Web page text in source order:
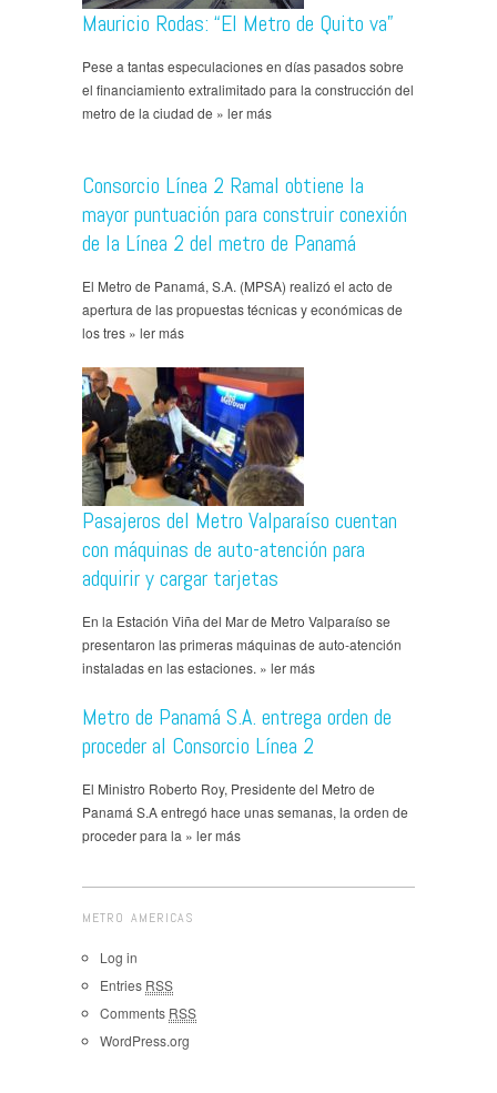
Mauricio Rodas: “El Metro de Quito va”
Pese a tantas especulaciones en días pasados sobre
el financiamiento extralimitado para la construcción del
metro de la ciudad de » ler más
Consorcio Línea 2 Ramal obtiene la
mayor puntuación para construir conexión
de la Línea 2 del metro de Panamá
El Metro de Panamá, S.A. (MPSA) realizó el acto de
apertura de las propuestas técnicas y económicas de
los tres » ler más
Pasajeros del Metro Valparaíso cuentan
con máquinas de auto-atención para
adquirir y cargar tarjetas
En la Estación Viña del Mar de Metro Valparaíso se
presentaron las primeras máquinas de auto-atención
instaladas en las estaciones. » ler más
Metro de Panamá S.A. entrega orden de
proceder al Consorcio Línea 2
El Ministro Roberto Roy, Presidente del Metro de
Panamá S.A entregó hace unas semanas, la orden de
proceder para la » ler más
METRO AMERICAS
Log in
Entries RSS
Comments RSS
WordPress.org